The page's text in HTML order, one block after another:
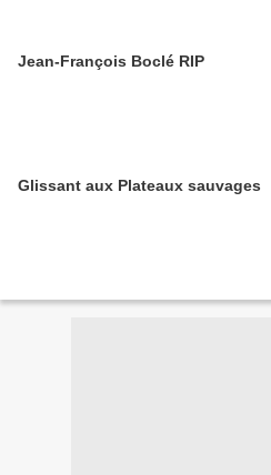
Jean-François Boclé RIP
Glissant aux Plateaux sauvages